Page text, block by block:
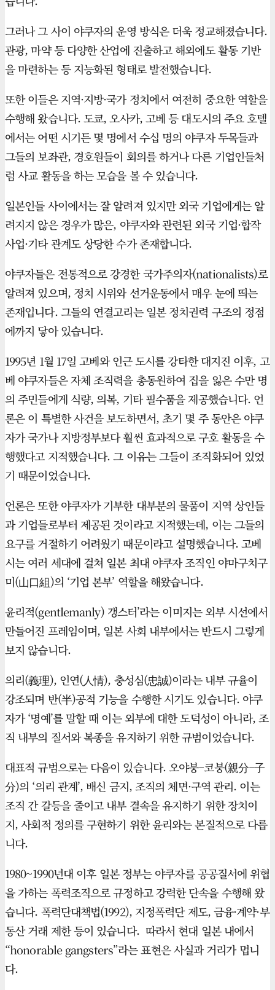
그러나 그 사이 야쿠자의 운영 방식은 더욱 정교해졌습니다.
관광, 마약 등 다양한 산업에 진출하고 해외에도 활동 기반
을 마련하는 등 지능화된 형태로 발전했습니다.
또한 이들은 지역·지방·국가 정치에서 여전히 중요한 역할을
수행해 왔습니다. 도쿄, 오사카, 고베 등 대도시의 주요 호텔
에서는 어떤 시기든 몇 명에서 수십 명의 야쿠자 두목들과
그들의 보좌관, 경호원들이 회의를 하거나 다른 기업인들처
럼 사교 활동을 하는 모습을 볼 수 있습니다.
일본인들 사이에서는 잘 알려져 있지만 외국 기업에게는 알
려지지 않은 경우가 많은, 야쿠자와 관련된 외국 기업·합작
사업·기타 관계도 상당한 수가 존재합니다.
야쿠자들은 전통적으로 강경한 국가주의자(nationalists)로
알려져 있으며, 정치 시위와 선거운동에서 매우 눈에 띄는
존재입니다. 그들의 연결고리는 일본 정치권력 구조의 정점
에까지 닿아 있습니다.
1995년 1월 17일 고베와 인근 도시를 강타한 대지진 이후, 고
베 야쿠자들은 자체 조직력을 총동원하여 집을 잃은 수만 명
의 주민들에게 식량, 의복, 기타 필수품을 제공했습니다. 언
론은 이 특별한 사건을 보도하면서, 초기 몇 주 동안은 야쿠
자가 국가나 지방정부보다 훨씬 효과적으로 구호 활동을 수
행했다고 지적했습니다. 그 이유는 그들이 조직화되어 있었
기 때문이었습니다.
언론은 또한 야쿠자가 기부한 대부분의 물품이 지역 상인들
과 기업들로부터 제공된 것이라고 지적했는데, 이는 그들의
요구를 거절하기 어려웠기 때문이라고 설명했습니다. 고베
시는 여러 세대에 걸쳐 일본 최대 야쿠자 조직인 야마구치구
미(山口組)의 ‘기업 본부’ 역할을 해왔습니다.
윤리적(gentlemanly) 갱스터’라는 이미지는 외부 시선에서
만들어진 프레임이며, 일본 사회 내부에서는 반드시 그렇게
보지 않습니다.
의리(義理), 인연(人情), 충성심(忠誠)이라는 내부 규율이
강조되며 반(半)공적 기능을 수행한 시기도 있습니다. 야쿠
자가 ‘명예’를 말할 때 이는 외부에 대한 도덕성이 아니라, 조
직 내부의 질서와 복종을 유지하기 위한 규범이었습니다.
대표적 규범으로는 다음이 있습니다. 오야붕–코붕(親分–子
分)의 ‘의리 관계’, 배신 금지, 조직의 체면·구역 관리. 이는
조직 간 갈등을 줄이고 내부 결속을 유지하기 위한 장치이
지, 사회적 정의를 구현하기 위한 윤리와는 본질적으로 다릅
니다.
1980~1990년대 이후 일본 정부는 야쿠자를 공공질서에 위협
을 가하는 폭력조직으로 규정하고 강력한 단속을 수행해 왔
습니다. 폭력단대책법(1992), 지정폭력단 제도, 금융·계약·부
동산 거래 제한 등이 있습니다. 따라서 현대 일본 내에서
“honorable gangsters”라는 표현은 사실과 거리가 멉니
다.